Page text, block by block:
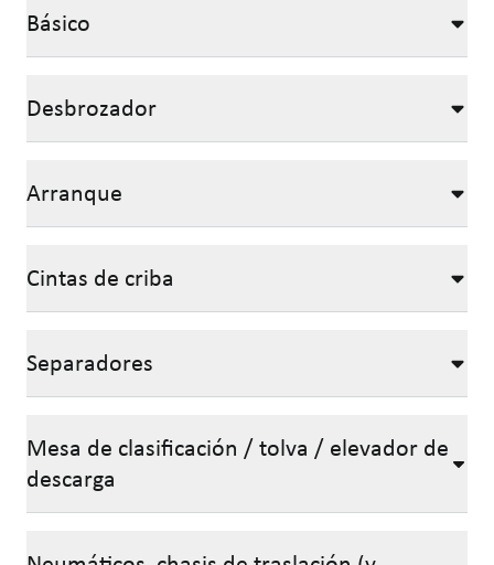
Básico
Desbrozador
Arranque
Cintas de criba
Separadores
Mesa de clasificación / tolva / elevador de
descarga